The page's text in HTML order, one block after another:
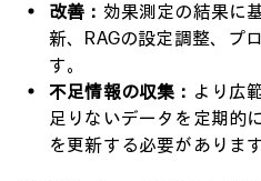
改善： 効果測定の結果に
新、RAGの設定調整、プ
す。
不足情報の収集： より広
足りないデータを定期的
を更新する必要があります